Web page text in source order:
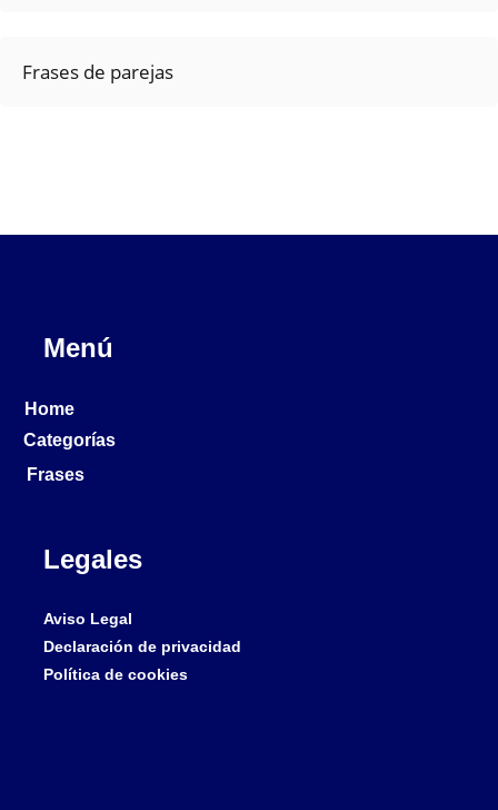
Frases de parejas
Menú
Home
Categorías
Frases
Legales
Aviso Legal
Declaración de privacidad
Política de cookies